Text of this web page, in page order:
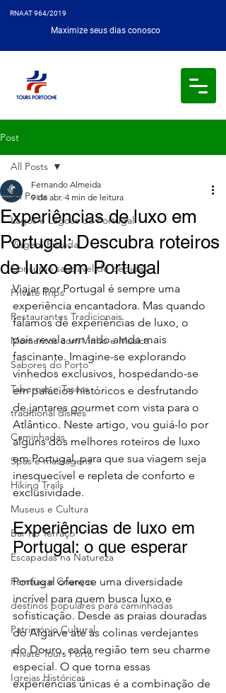
RNAAT 964/2019
Maximize seus dias conosco
Post
All Posts
Lagos e Lagoas de Portugal
Viagem Privada
Consumo saudável de bebidas
Private Trips
Restaurantes Tradicionais
Momentos com Vinho e Música
Sabores do Porto
Tabernas e Tascas
traditional dishes
Caminhadas
Spas e massagens
Hiking Trails
Museus e Cultura
Bar no Terraço
Escapadas na Natureza
Famílias e Crianças
destinos populares para caminhadas
Património Cultural
Private Tours Porto
Igrejas Históricas
All Posts
Experiências de luxo em
Portugal: Descubra roteiros
de luxo em Portugal
Fernando Almeida
9 de abr. 4 min de leitura
Viajar por Portugal é sempre uma
experiência encantadora. Mas quando
falamos de experiências de luxo, o
país revela um lado ainda mais
fascinante. Imagine-se explorando
vinhedos exclusivos, hospedando-se
em palácios históricos e desfrutando
de jantares gourmet com vista para o
Atlântico. Neste artigo, vou guiá-lo por
alguns dos melhores roteiros de luxo
em Portugal, para que sua viagem seja
inesquecível e repleta de conforto e
exclusividade.
Experiências de luxo em
Portugal: o que esperar
Portugal oferece uma diversidade
incrível para quem busca luxo e
sofisticação. Desde as praias douradas
do Algarve até as colinas verdejantes
do Douro, cada região tem seu charme
especial. O que torna essas
experiências únicas é a combinação de